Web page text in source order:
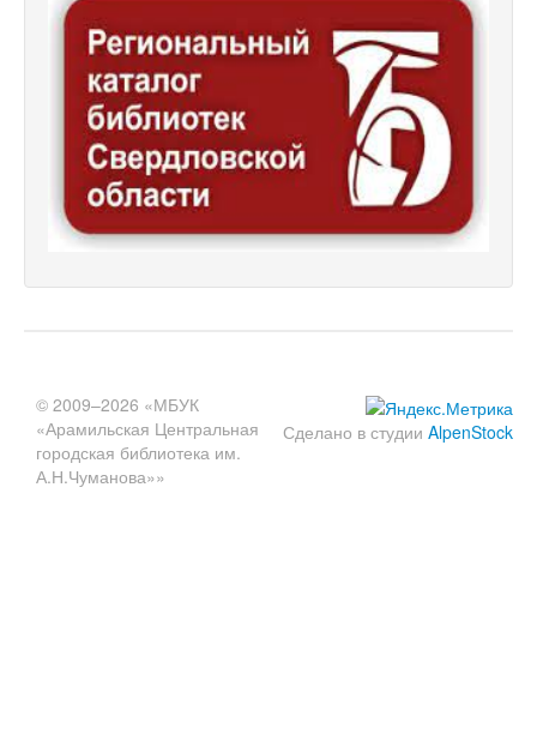
Сделано в студии AlpenStock
© 2009–2026 «МБУК
«Арамильская Центральная
городская библиотека им.
А.Н.Чуманова»»